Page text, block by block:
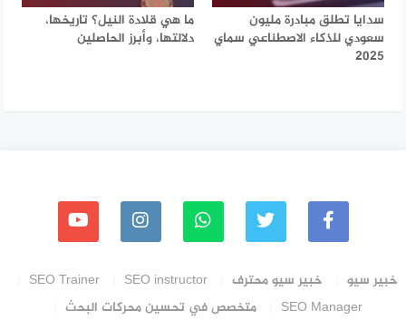
سدايا تطلق مبادرة مليون
سعودي للذكاء الاصطناعي سماي
2025
ما هي قلادة النيل؟ تاريخها،
دلالتها، وأبرز الحاصلين
خبير سيو خبير سيو محترف SEO instructor
SEO Trainer
SEO Manager
متخصص في تحسين محركات البحث